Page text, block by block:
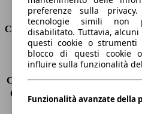
Volume del bagagliaio
Consumi
Emissioni di CO2*
108 g/
Consumo (urbano)
4.4 l/
Consumo (extra-urbano) 4.1 l/
Consumo (combinato)*
4.2 l/
preferenze sulla
tecnologie simili non
disabilitato. Tuttavia,
questi cookie o
blocco di questi cookie
influire sulla funzionalità
Funzionalità avanzate della